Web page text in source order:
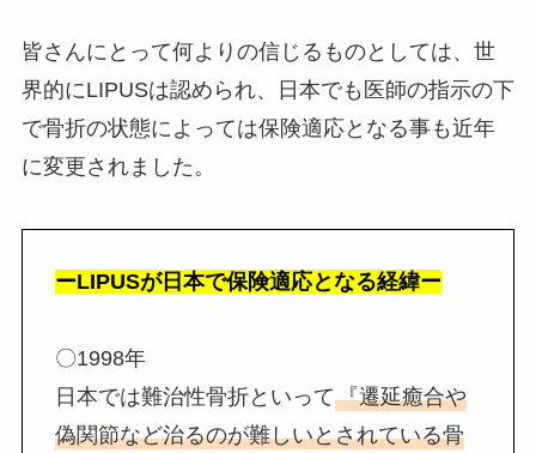
皆さんにとって何よりの信じるものとしては、世
界的にLIPUSは認められ、日本でも医師の指示の下
で骨折の状態によっては保険適応となる事も近年
に変更されました。
ーLIPUSが日本で保険適応となる経緯ー
〇1998年
日本では難治性骨折といって『遷延癒合や
偽関節など治るのが難しいとされている骨